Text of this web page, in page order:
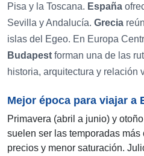
Pisa y la Toscana. España
Sevilla y Andalucía. Grecia
islas del Egeo. En Europa
Budapest forman una de las
historia, arquitectura y relación
Mejor época para viajar a
Primavera (abril a junio) y
suelen ser las temporadas
precios y menor saturación.